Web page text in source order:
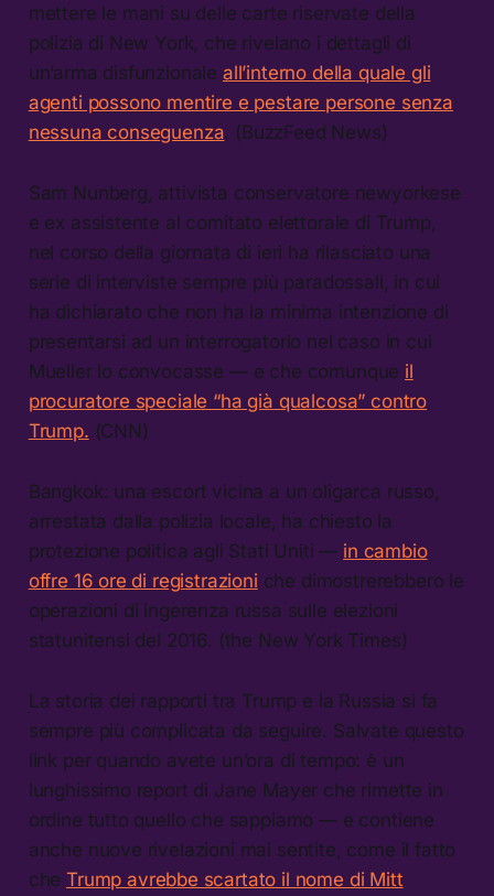
mettere le mani su delle carte riservate della
polizia di New York, che rivelano i dettagli di
un’arma disfunzionale all’interno della quale gli
agenti possono mentire e pestare persone senza
nessuna conseguenza. (BuzzFeed News)
Sam Nunberg, attivista conservatore newyorkese
e ex assistente al comitato elettorale di Trump,
nel corso della giornata di ieri ha rilasciato una
serie di interviste sempre più paradossali, in cui
ha dichiarato che non ha la minima intenzione di
presentarsi ad un interrogatorio nel caso in cui
Mueller lo convocasse — e che comunque il
procuratore speciale “ha già qualcosa” contro
Trump. (CNN)
Bangkok: una escort vicina a un oligarca russo,
arrestata dalla polizia locale, ha chiesto la
protezione politica agli Stati Uniti — in cambio
offre 16 ore di registrazioni che dimostrerebbero le
operazioni di ingerenza russa sulle elezioni
statunitensi del 2016. (the New York Times)
La storia dei rapporti tra Trump e la Russia si fa
sempre più complicata da seguire. Salvate questo
link per quando avete un’ora di tempo: è un
lunghissimo report di Jane Mayer che rimette in
ordine tutto quello che sappiamo — e contiene
anche nuove rivelazioni mai sentite, come il fatto
cheTrump avrebbe scartato il nome di Mitt